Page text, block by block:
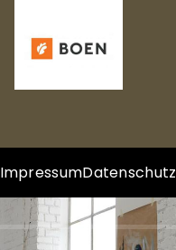
ImpressumDatenschutz